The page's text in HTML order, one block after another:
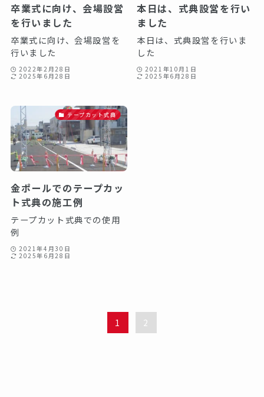
卒業式に向け、会場設営
を行いました
卒業式に向け、会場設営を
行いました
2022年2月28日
2025年6月28日
本日は、式典設営を行い
ました
本日は、式典設営を行いま
した
2021年10月1日
2025年6月28日
テープカット式典
金ポールでのテープカッ
ト式典の施工例
テープカット式典での使用
例
2021年4月30日
2025年6月28日
1 2